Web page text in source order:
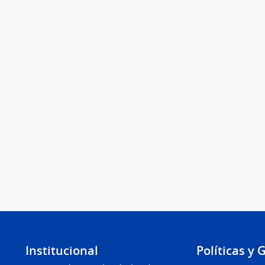
Institucional Políticas y